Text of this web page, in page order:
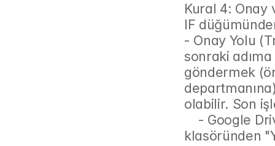
Kural 4: Onay
IF
- Onay Yolu
sonraki
göndermek
olabilir. Son
klasöründen